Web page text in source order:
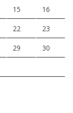
15 16
22 23
29 30